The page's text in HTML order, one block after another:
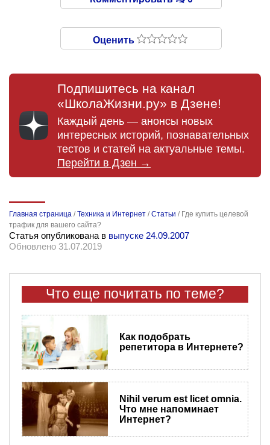
Оценить
Подпишитесь на канал
«ШколаЖизни.ру» в Дзене!
Каждый день — анонсы новых
интересных историй, познавательных
тестов и статей на актуальные темы.
Перейти в Дзен →
Главная страница /Техника и Интернет /Статьи / Где купить целевой
трафик для вашего сайта?
Статья опубликована в выпуске 24.09.2007
Обновлено 31.07.2019
Что еще почитать по теме?
Как подобрать
репетитора в Интернете?
​Nihil verum est licet omnia.
Что мне напоминает
Интернет?